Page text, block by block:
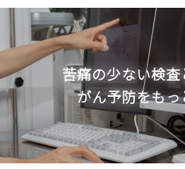
苦痛の少ない検
がん予防をも